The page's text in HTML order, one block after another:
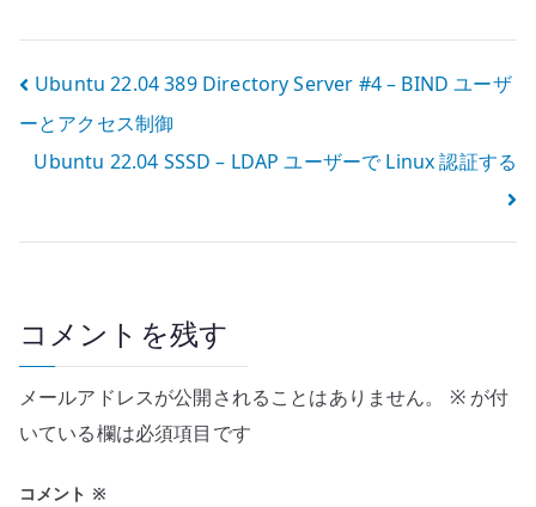
ない環境での考
投
稿
ナ
ビ
ー
シ
ョ
ン
Ubuntu 22.04 389 Directory Server #4 – BIND ユーザ
ーとアクセス制御
Ubuntu 22.04 SSSD – LDAP ユーザーで Linux 認証する
コメントを残す
メールアドレスが公開されることはありません。 ※が付
いている欄は必須項目です
コメント ※